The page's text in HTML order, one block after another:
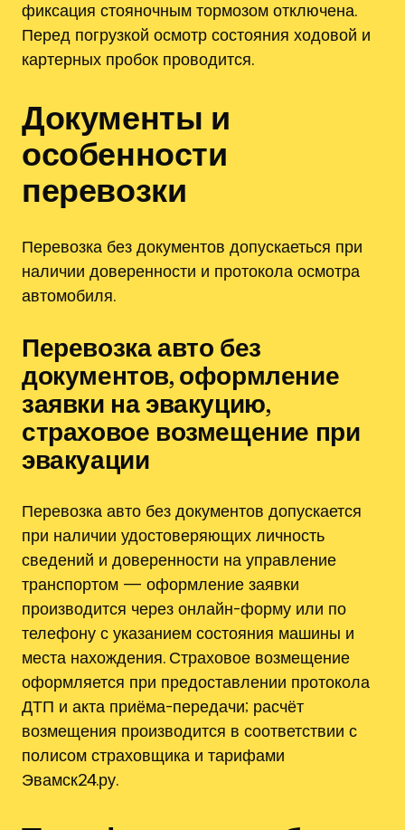
фиксация стояночным тормозом отключена.
Перед погрузкой осмотр состояния ходовой и
картерных пробок проводится.
Документы и
особенности
перевозки
Перевозка без документов допускаеться при
наличии доверенности и протокола осмотра
автомобиля.
Перевозка авто без
документов‚ оформление
заявки на эвакуцию‚
страховое возмещение при
эвакуации
Перевозка авто без документов допускается
при наличии удостоверяющих личность
сведений и доверенности на управление
транспортом — оформление заявки
производится через онлайн-форму или по
телефону с указанием состояния машины и
места нахождения. Страховое возмещение
оформляется при предоставлении протокола
ДТП и акта приёма-передачи; расчёт
возмещения производится в соответствии с
полисом страховщика и тарифами
Эвамск24.ру.